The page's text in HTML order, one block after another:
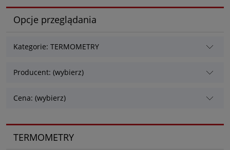
Opcje przeglądania
Kategorie: TERMOMETRY
Producent: (wybierz)
Cena: (wybierz)
TERMOMETRY